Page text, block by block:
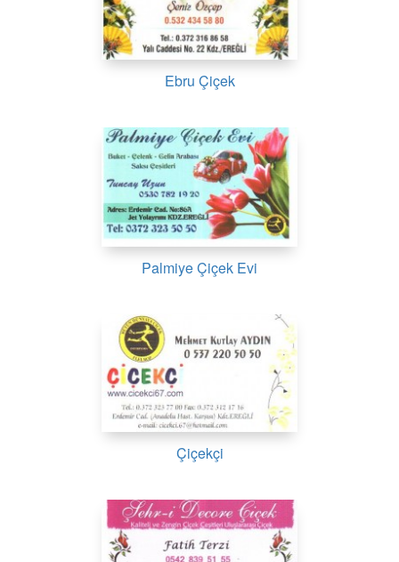
Ebru Çiçek
Palmiye Çiçek Evi
Çiçekçi